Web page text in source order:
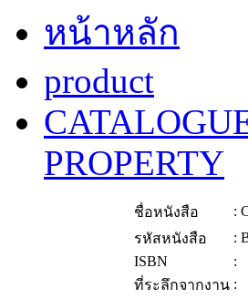
หน้าหลัก
product
PROPERTY
ชื่อหนังสือ :
รหัสหนังสือ
:
ISBN
:
ที่ระลึกจากงาน :